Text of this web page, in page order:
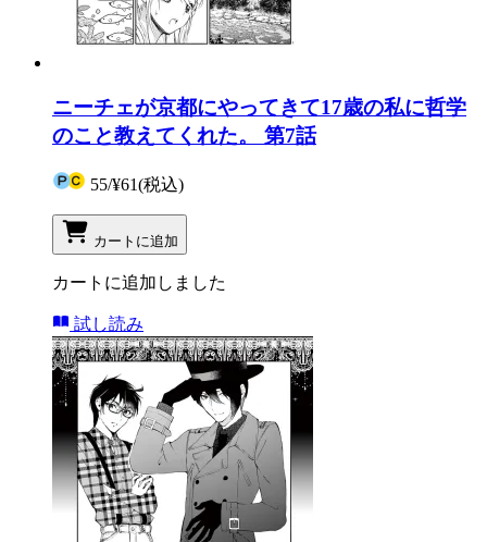
ニーチェが京都にやってきて17歳の私に哲学
のこと教えてくれた。 第7話
55/¥61(税込)
カートに追加
カートに追加しました
試し読み